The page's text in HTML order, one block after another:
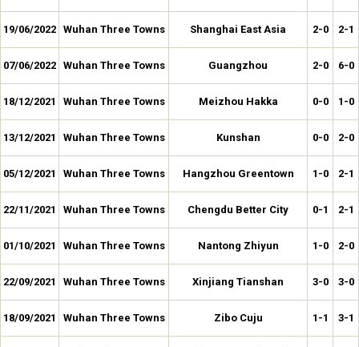
19/06/2022 Wuhan Three Towns Shanghai East Asia 2-0 2-1
07/06/2022 Wuhan Three Towns Guangzhou 2-0 6-0
18/12/2021 Wuhan Three Towns Meizhou Hakka 0-0 1-0
13/12/2021 Wuhan Three Towns Kunshan 0-0 2-0
05/12/2021 Wuhan Three Towns Hangzhou Greentown 1-0 2-1
22/11/2021 Wuhan Three Towns Chengdu Better City 0-1 2-1
01/10/2021 Wuhan Three Towns Nantong Zhiyun 1-0 2-0
22/09/2021 Wuhan Three Towns Xinjiang Tianshan 3-0 3-0
18/09/2021 Wuhan Three Towns Zibo Cuju 1-1 3-1